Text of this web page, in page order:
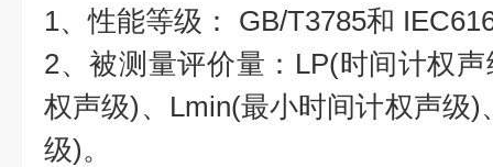
1、性能等级： GB/T3785和
2、被测量评价量：LP(时间计权
权声级)、Lmin(最小时间计权声级)
级)。